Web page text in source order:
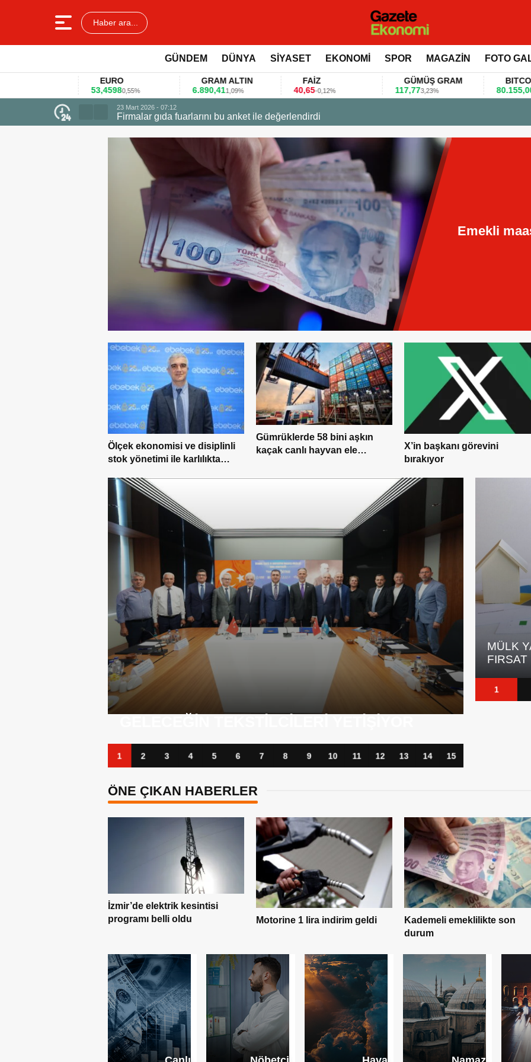
Haber ara...
GÜNDEM DÜNYA SİYASET EKONOMİ SPOR MAGAZİN FOTO
0,55%
GRAM ALTIN
1,09% -0,12%
GÜMÜŞ GRAM
3,23% 0,36%
23 Mart 2026 - 07:12
Firmalar gıda fuarlarını bu anket ile değerlendirdi
Emekli
Ölçek ekonomisi ve disiplinli
stok yönetimi ile karlılıkta
Gümrüklerde 58 bini aşkın
kaçak canlı hayvan ele
X’in başkanı görevini
bırakıyor
BANKA KÂRLARI ZIRVEDE, KREDI
1 2 3 4 5 6 7 8 9 10 11 12 13 14 15
MÜLK YATIRIMCILARI IÇIN YENI
4,2
1
ÖNE ÇIKAN HABERLER
Motorine 1 lira indirim geldi
Kademeli emeklilikte son
Quick Sigorta Borsa
İstanbul’da işleme başladı